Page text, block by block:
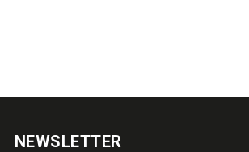
NEWSLETTER